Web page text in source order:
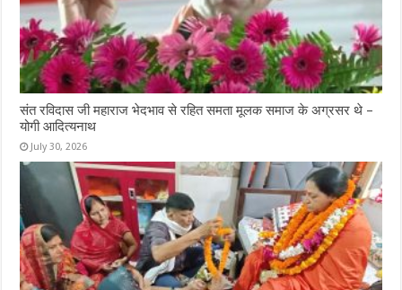
संत रविदास जी महाराज भेदभाव से रहित समता मूलक समाज के अग्रसर थे –
योगी आदित्यनाथ
July 30, 2026